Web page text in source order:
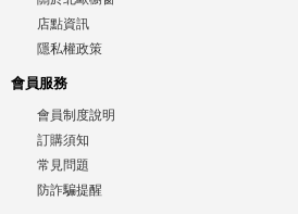
店點資訊
隱私權政策
會員服務
會員制度說明
訂購須知
常見問題
防詐騙提醒